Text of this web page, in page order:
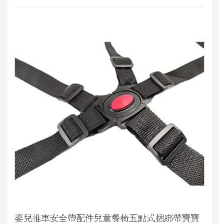
嬰兒推車安全帶配件兒童餐椅五點式捆綁帶寶寶